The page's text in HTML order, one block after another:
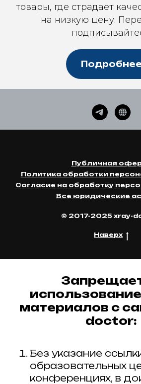
товары, где страдает
на низкую цену.
Подробнее
Публичная
Политика обработки
Согласие на обработку
Все юридические
© 2017-2025 xray-
Наверх
материалов с
doctor:
Без указание
образовательных
конференциях, в